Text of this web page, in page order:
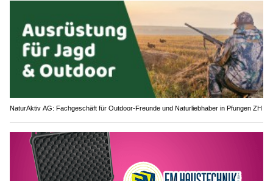
NaturAktiv AG: Fachgeschäft für Outdoor-Freunde und Naturliebhaber in Pfungen ZH